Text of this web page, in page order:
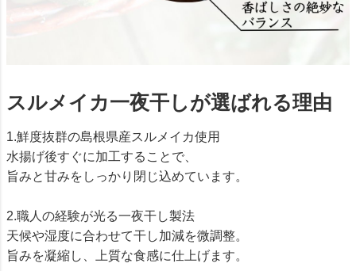
スルメイカ一夜干しが選ばれる理由
1.鮮度抜群の島根県産スルメイカ使用
水揚げ後すぐに加工することで、
旨みと甘みをしっかり閉じ込めています。
2.職人の経験が光る一夜干し製法
天候や湿度に合わせて干し加減を微調整。
旨みを凝縮し、上質な食感に仕上げます。